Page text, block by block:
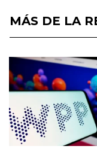
MÁS DE LA